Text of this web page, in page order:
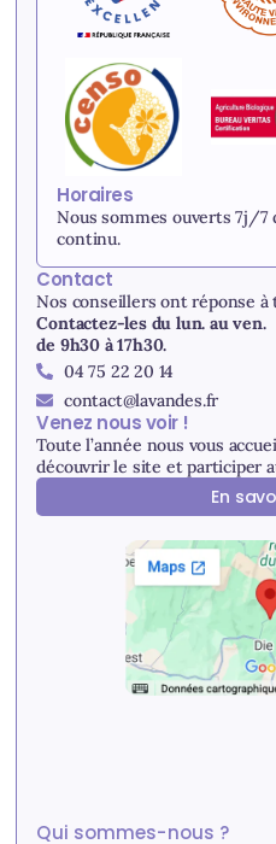
Horaires
Nous sommes ouverts 7j/7
continu.
Contact
Nos conseillers ont réponse
Contactez-les du lun. au ven.
de 9h30 à 17h30.
04 75 22 20 14
contact@lavandes.fr
Venez nous voir !
Toute l’année nous vous
découvrir le site et participer
En
Qui sommes-nous ?